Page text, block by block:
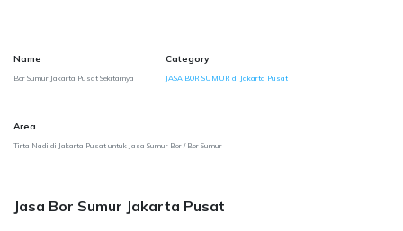
Name
Bor Sumur Jakarta Pusat Sekitarnya
Category
JASA BOR SUMUR di Jakarta Pusat
Area
Tirta Nadi di Jakarta Pusat untuk Jasa Sumur Bor / Bor Sumur
Jasa Bor Sumur Jakarta Pusat